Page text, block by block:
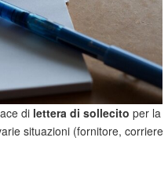
di lettera di sollecito per la
situazioni (fornitore, corriere,